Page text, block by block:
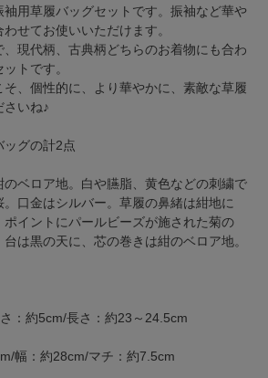
用草履バッグセットです。振袖など華や
せてお使いいただけます。
、現代柄、古典柄どちらのお着物にも合わ
トです。
、個性的に、より華やかに、素敵な草履
さいね♪
ッグの計2点
のベロア地。白や臙脂、黄色などの刺繍で
口金はシルバー。草履の鼻緒は紺地に
イントにパールビーズが施された菊の
は黒の天に、芯の巻きは紺のベロア地。
：約5cm/長さ：約23～24.5cm
幅：約28cm/マチ：約7.5cm